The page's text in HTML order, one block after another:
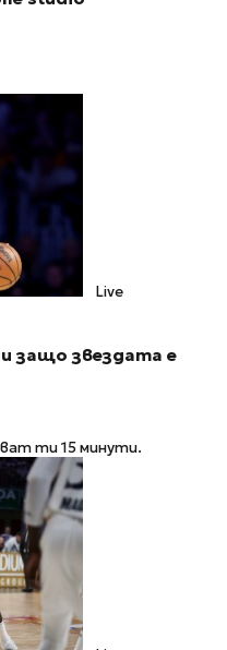
Live
защо звездата е
ти 15 минути.